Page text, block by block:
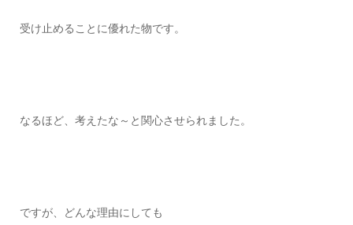
受け止めることに優れた物です。
なるほど、考えたな～と関心させられました。
ですが、どんな理由にしても